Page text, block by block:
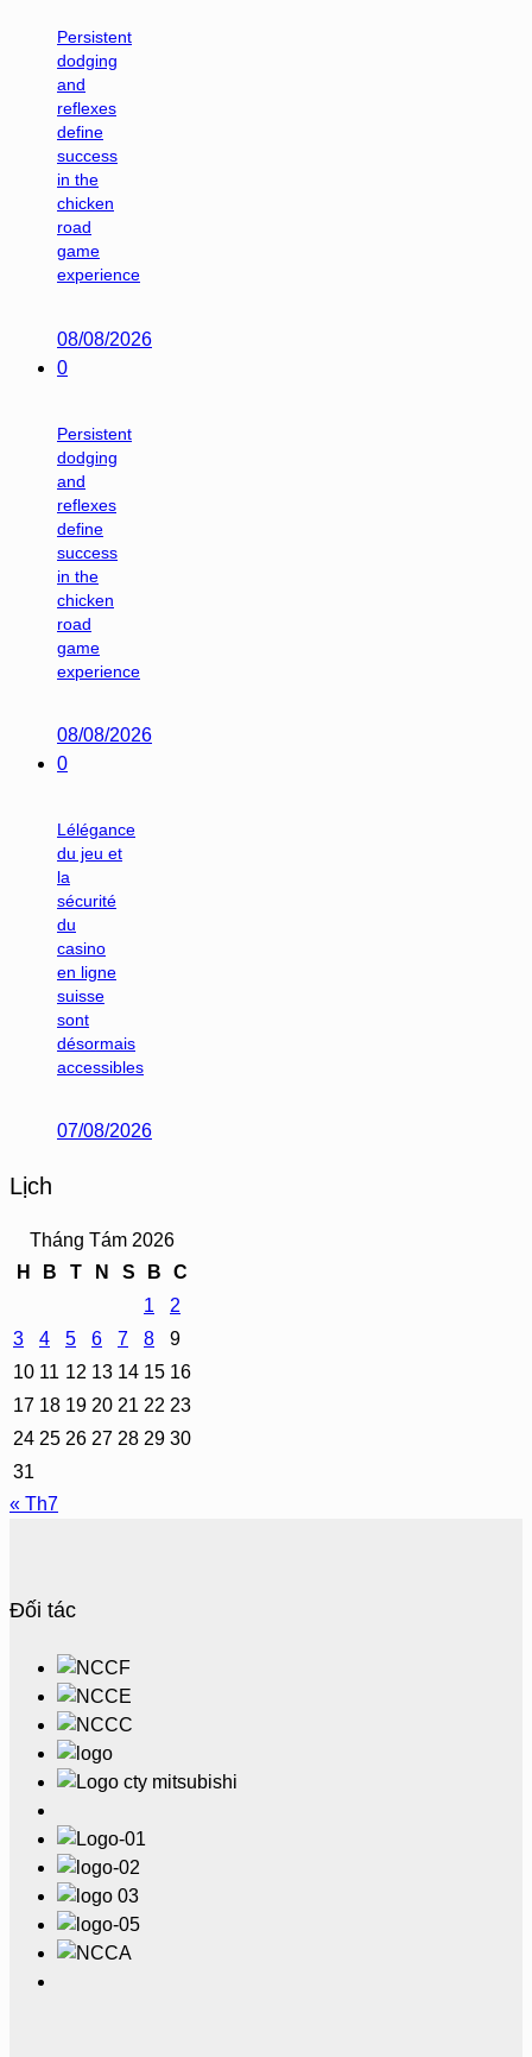
Persistent
dodging
and
reflexes
define
success
in the
chicken
road
game
experience
08/08/2026
0
Persistent
dodging
and
reflexes
define
success
in the
chicken
road
game
experience
08/08/2026
0
Lélégance
du jeu et
la
sécurité
du
casino
en ligne
suisse
sont
désormais
accessibles
07/08/2026
Lịch
Tháng Tám 2026
H
B T N S B
C
1
2
3
4 5 6 7 8
9
10 11 12 13 14 15 16
17 18 19 20 21 22 23
24 25 26 27 28 29 30
31
« Th7
Đối tác